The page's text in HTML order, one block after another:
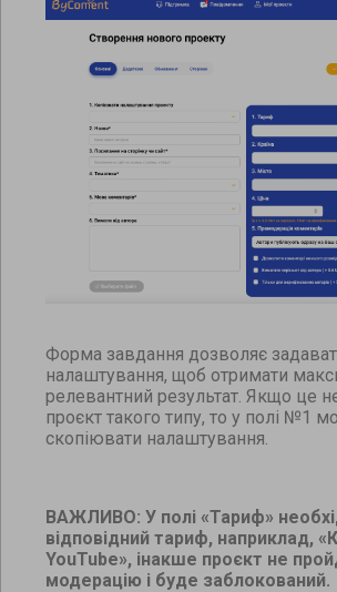
Форма завдання дозволяє
налаштування, щоб отримати
релевантний результат. Якщо це
проєкт такого типу, то у полі №1
скопіювати налаштування.
ВАЖЛИВО: У полі «Тариф»
відповідний тариф, наприклад,
YouTube», інакше проєкт не
модерацію і буде заблокований.